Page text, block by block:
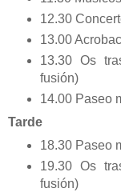
12.30
13.00
13.30 Os
fusión)
14.00 Paseo
Tarde
18.30 Paseo
19.30 Os
fusión)